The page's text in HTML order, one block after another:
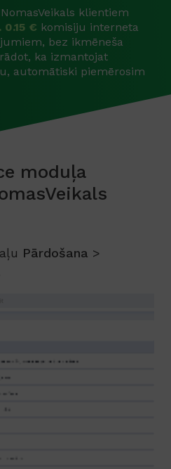
klientiem
0.15 € komisiju interneta
bez ikmēneša
ka izmantojat
automātiski piemērosim
moduļa
Pārdošana >